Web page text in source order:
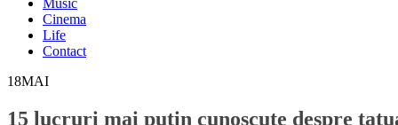
Music
Cinema
Life
Contact
18MAI
15 lucruri mai putin cunoscute despre